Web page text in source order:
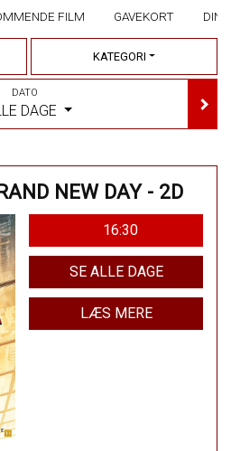
FILM GAVEKORT
KATEGORI
DATO
DAGE
NEW DAY - 2D
16:30
SE ALLE DAGE
LÆS MERE